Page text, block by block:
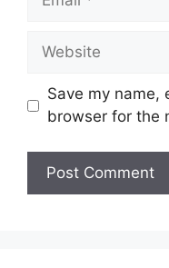
Website
Save my name,
browser for the